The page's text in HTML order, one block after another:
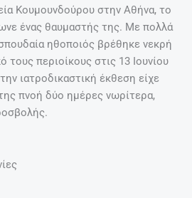
Κουμουνδούρου στην Αθήνα, το
ένας θαυμαστής της. Με πολλά
ηθοποιός βρέθηκε νεκρή
τους περιοίκους στις 13 Ιουνίου
ιατροδικαστική έκθεση είχε
πνοή δύο ημέρες νωρίτερα,